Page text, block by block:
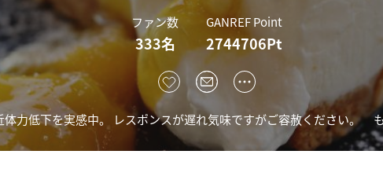
ファン数
333名
GANREF Point
2744706Pt
体力低下を実感中。 レスポンスが遅れ気味ですがご容赦ください。